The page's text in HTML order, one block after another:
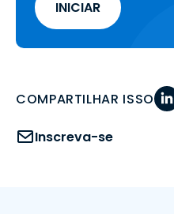
INICIAR
COMPARTILHAR ISSO
Inscreva-se